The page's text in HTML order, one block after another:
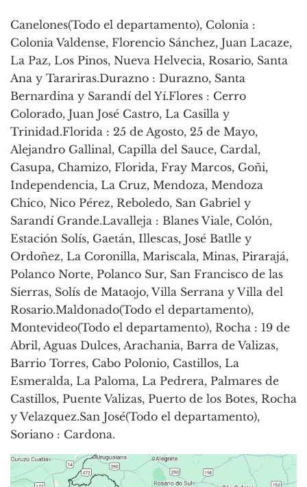
Canelones(Todo el departamento), Colonia :
Colonia Valdense, Florencio Sánchez, Juan Lacaze,
La Paz, Los Pinos, Nueva Helvecia, Rosario, Santa
Ana y Tarariras.Durazno : Durazno, Santa
Bernardina y Sarandí del Yí.Flores : Cerro
Colorado, Juan José Castro, La Casilla y
Trinidad.Florida : 25 de Agosto, 25 de Mayo,
Alejandro Gallinal, Capilla del Sauce, Cardal,
Casupa, Chamizo, Florida, Fray Marcos, Goñi,
Independencia, La Cruz, Mendoza, Mendoza
Chico, Nico Pérez, Reboledo, San Gabriel y
Sarandí Grande.Lavalleja : Blanes Viale, Colón,
Estación Solís, Gaetán, Illescas, José Batlle y
Ordoñez, La Coronilla, Mariscala, Minas, Pirarajá,
Polanco Norte, Polanco Sur, San Francisco de las
Sierras, Solís de Mataojo, Villa Serrana y Villa del
Rosario.Maldonado(Todo el departamento),
Montevideo(Todo el departamento), Rocha : 19 de
Abril, Aguas Dulces, Arachania, Barra de Valizas,
Barrio Torres, Cabo Polonio, Castillos, La
Esmeralda, La Paloma, La Pedrera, Palmares de
Castillos, Puente Valizas, Puerto de los Botes, Rocha
y Velazquez.San José(Todo el departamento),
Soriano : Cardona.